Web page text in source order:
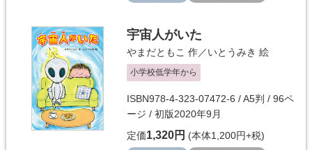
宇宙人がいた
やまだともこ 作／いとうみき 絵
小学校低学年から
ISBN978-4-323-07472-6 / A5判 / 96ペ
ージ / 初版2020年9月
定価1,320円 (本体1,200円+税)